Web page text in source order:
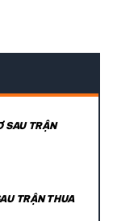
SAU TRẬN
TRẬN THUA